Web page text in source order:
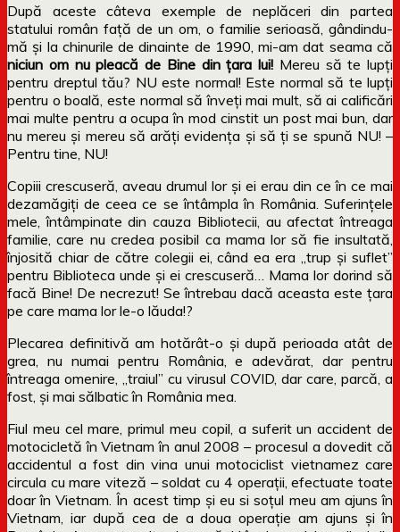
După aceste câteva exemple de neplăceri din partea
statului român față de un om, o familie serioasă, gândindu-
mă și la chinurile de dinainte de 1990, mi-am dat seama că
niciun om nu pleacă de Bine din țara lui! Mereu să te lupți
pentru dreptul tău? NU este normal! Este normal să te lupți
pentru o boală, este normal să înveți mai mult, să ai calificări
mai multe pentru a ocupa în mod cinstit un post mai bun, dar
nu mereu și mereu să arăți evidența și să ți se spună NU! –
Pentru tine, NU!
Copiii crescuseră, aveau drumul lor și ei erau din ce în ce mai
dezamăgiți de ceea ce se întâmpla în România. Suferințele
mele, întâmpinate din cauza Bibliotecii, au afectat întreaga
familie, care nu credea posibil ca mama lor să fie insultată,
înjosită chiar de către colegii ei, când ea era „trup și suflet”
pentru Biblioteca unde și ei crescuseră… Mama lor dorind să
facă Bine! De necrezut! Se întrebau dacă aceasta este țara
pe care mama lor le-o lăuda!?
Plecarea definitivă am hotărât-o și după perioada atât de
grea, nu numai pentru România, e adevărat, dar pentru
întreaga omenire, „traiul” cu virusul COVID, dar care, parcă, a
fost, și mai sălbatic în România mea.
Fiul meu cel mare, primul meu copil, a suferit un accident de
motocicletă în Vietnam în anul 2008 – procesul a dovedit că
accidentul a fost din vina unui motociclist vietnamez care
circula cu mare viteză – soldat cu 4 operații, efectuate toate
doar în Vietnam. În acest timp și eu si soțul meu am ajuns în
Vietnam, iar după cea de a doua operație am ajuns și în